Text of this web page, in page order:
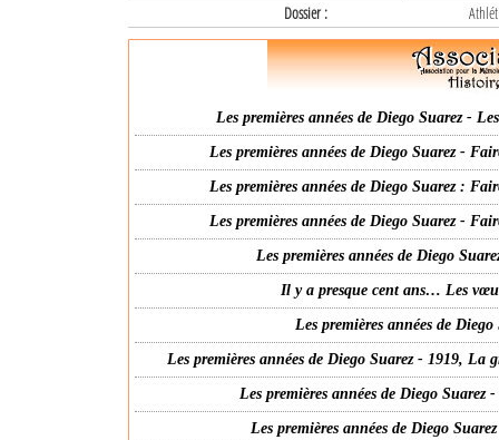
Dossier :
Les premières années de Diego Suarez -
Les premières années de Diego Suarez -
Les premières années de Diego Suarez :
Les premières années de Diego Suarez -
Les premières années de Diego
Il y a presque cent ans… Les
Les premières années de
Les premières années de Diego Suarez - 1919,
Les premières années de Diego
Les premières années de Diego